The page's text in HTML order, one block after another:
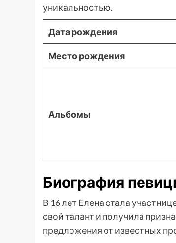
уникальностью.
Дата рождения
Место рождения
Альбомы
Биография
В 16 лет Елена стала
свой талант и получила
предложения от известных